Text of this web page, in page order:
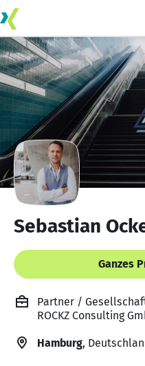
Sebastian
Ganzes
Partner /
ROCKZ Consulting
Hamburg,